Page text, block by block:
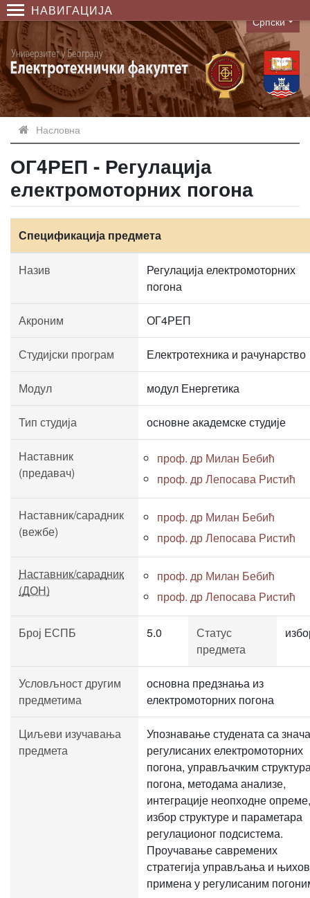
НАВИГАЦИЈА
Language
Српски
Насловна
ОГ4РЕП - Регулација
електромоторних погона
Спецификација предмета
Назив
Регулација електромоторних
погона
Акроним ОГ4РЕП
Студијски програм Електротехника и рачунарство
Модул модул Енергетика
Тип студија основне академске студије
Наставник
(предавач)
проф. др Милан Бебић
проф. др Лепосава Ристић
Наставник/сарадник
(вежбе)
проф. др Милан Бебић
проф. др Лепосава Ристић
Наставник/сарадник
(ДОН)
проф. др Милан Бебић
проф. др Лепосава Ристић
Број ЕСПБ 5.0
Статус
предмета
Условљност другим
предметима
основна предзнања из
електромоторних погона
Циљеви изучавања
предмета
Упознавање студената са
регулисаних електромоторних
погона, управљачким
погона, методама анализе,
интеграције неопходне
избор структуре и параметара
регулационог подсистема.
Проучавање савремених
стратегија управљања и
примена у регулисаним